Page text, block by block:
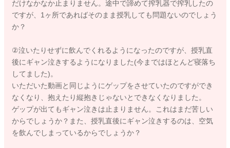
gzNNAkJy1z
https://m.youtube.com/watch?v=BJYLHifv9Mg&list=PL5X6kc70
2024/6/24 22:30
だけなかなか止まりません。途中で諦めて搾乳器で搾乳したの
ですが、1ヶ所であればそのまま授乳しても問題ないのでしょう
か？
②泣いたりせずに飲んでくれるようになったのですが、授乳直
後にギャン泣きするようになりました(今まではほとんど寝落ち
してました)。
いただいた動画と同じようにゲップをさせていたのですができ
なくなり、抱えたり縦抱きじゃないとできなくなりました。
ゲップが出てもギャン泣きは止まりません。これはまだ苦しい
からでしょうか？また、授乳直後にギャン泣きするのは、空気
を飲んでしまっているからでしょうか？